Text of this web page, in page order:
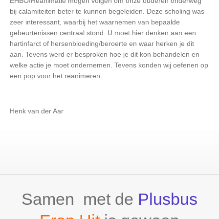
bij calamiteiten beter te kunnen begeleiden. Deze scholing was
zeer interessant, waarbij het waarnemen van bepaalde
gebeurtenissen centraal stond. U moet hier denken aan een
hartinfarct of hersenbloeding/beroerte en waar herken je dit
aan. Tevens werd er besproken hoe je dit kon behandelen en
welke actie je moet ondernemen. Tevens konden wij oefenen op
een pop voor het reanimeren.
Henk van der Aar
Samen met de Plusbus